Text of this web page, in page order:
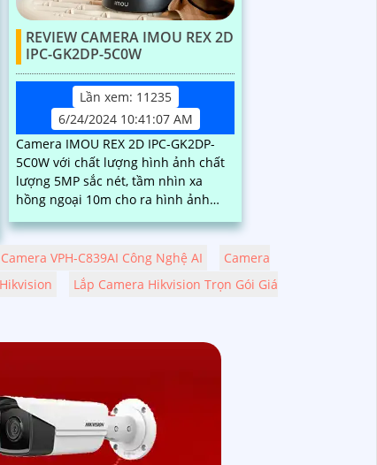
REVIEW CAMERA IMOU REX 2D
IPC-GK2DP-5C0W
Lần xem: 11235
6/24/2024 10:41:07 AM
Camera IMOU REX 2D IPC-GK2DP-
5C0W với chất lượng hình ảnh chất
lượng 5MP sắc nét, tầm nhìn xa
hồng ngoại 10m cho ra hình ảnh
chất lượng trong điều kiện ánh sáng
yếu. Một trong...
Camera VPH-C839AI Công Nghệ AI
Camera
Lắp Camera Hikvision Trọn Gói Giá